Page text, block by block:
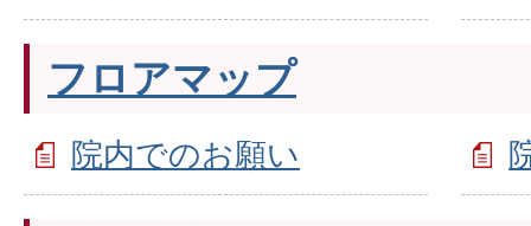
フロアマップ
院内でのお願い